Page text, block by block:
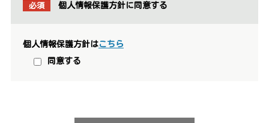
必須 個人情報保護方針に同意する
個人情報保護方針はこちら
同意する